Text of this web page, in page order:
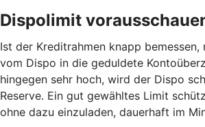
Dispolimit
Ist der Kreditrahmen knapp bemessen,
vom Dispo in die geduldete
hingegen sehr hoch, wird der Dispo
Reserve. Ein gut gewähltes Limit
ohne dazu einzuladen, dauerhaft im